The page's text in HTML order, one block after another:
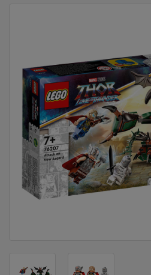
KUĆANSKI
APARATI
ALATI